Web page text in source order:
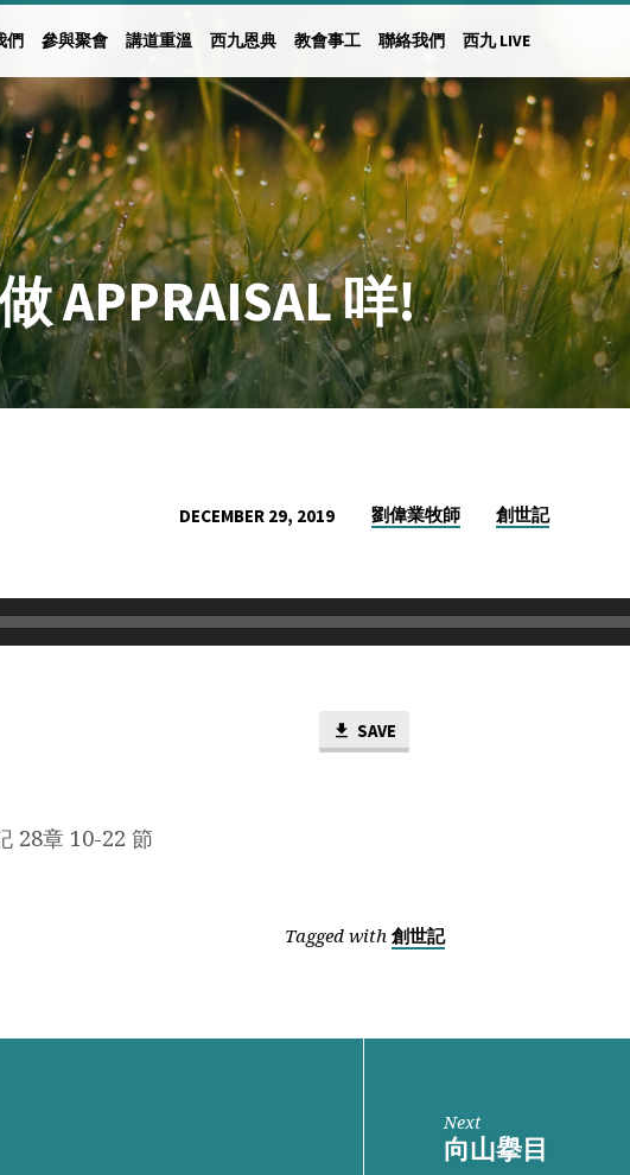
們 參與聚會 講道重溫 西九恩典 教會事工 聯絡我們 西九 LIVE
APPRAISAL 咩!
DECEMBER 29, 2019 劉偉業牧師 創世記
SAVE
28章 10-22 節
Tagged with 創世記
Next
向山擧目